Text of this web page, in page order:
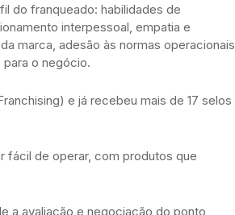
do franqueado: habilidades de
interpessoal, empatia e
marca, adesão às normas operacionais
o negócio.
e já recebeu mais de 17 selos
fácil de operar, com produtos que
a avaliação e negociação do ponto